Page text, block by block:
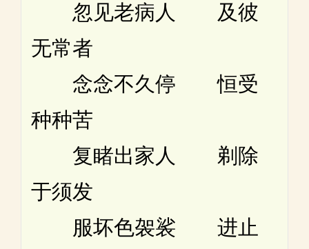
忽见老病人 及彼
无常者
念念不久停 恒受
种种苦
复睹出家人 剃除
于须发
服坏色袈裟 进止